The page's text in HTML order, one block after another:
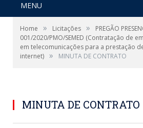
MENU
Home » Licitações »
PREGÃO
001/2020/PMO/SEMED (Contratação de
em telecomunicações para a prestação
internet) » MINUTA DE CONTRATO
MINUTA DE CONTRATO